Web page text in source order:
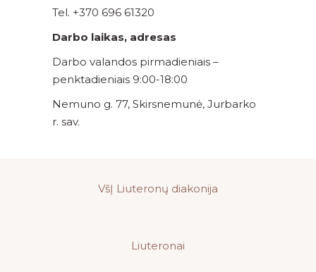
Tel. +370 696 61320
Darbo laikas, adresas
Darbo valandos pirmadieniais –
penktadieniais 9:00-18:00
Nemuno g. 77, Skirsnemunė, Jurbarko
r. sav.
VšĮ Liuteronų diakonija
Liuteronai